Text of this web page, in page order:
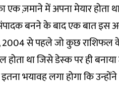
एक ज़माने में अपना मेयार होता
बनने के बाद एक बात इस
2004 से पहले जो कुछ राशिफल
था जिसे डेस्‍क पर ही
भयावह लगा होगा कि